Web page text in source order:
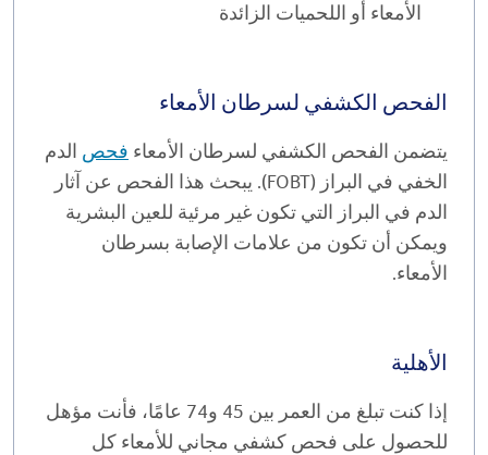
الأمعاء أو اللحميات الزائدة
الفحص الكشفي لسرطان الأمعاء
يتضمن الفحص الكشفي لسرطان الأمعاء فحص الدم
الخفي في البراز (FOBT). يبحث هذا الفحص عن آثار
الدم في البراز التي تكون غير مرئية للعين البشرية
ويمكن أن تكون من علامات الإصابة بسرطان
الأمعاء.
الأهلية
إذا كنت تبلغ من العمر بين 45 و74 عامًا، فأنت مؤهل
للحصول على فحص كشفي مجاني للأمعاء كل